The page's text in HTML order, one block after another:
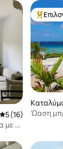
Μέση βαθμολογία:
5 (16)
με 3
y
Ώαση